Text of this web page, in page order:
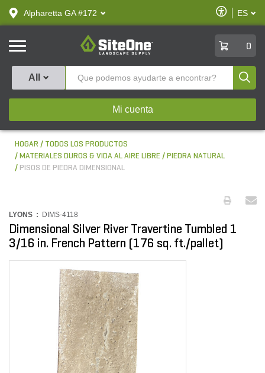
text.skipToContent
text.skipToNavigation
Alpharetta GA #172
Habilitar
ES
SiteOne
0
All
Mi cuenta
HOGAR
TODOS LOS PRODUCTOS
MATERIALES DUROS & VIDA AL AIRE LIBRE
PIEDRA NATURAL
PISOS DE PIEDRA DIMENSIONAL
LYONS : DIMS-4118
Dimensional Silver River Travertine Tumbled 1
3/16 in. French Pattern (176 sq. ft./pallet)